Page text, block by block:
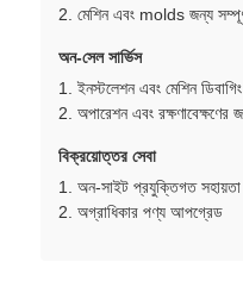
উদ্ধৃতির জন্য আবেদন
এলএসআর ইনজেকশন মোল্ডিং
সিলিকন ইনজেকশন মোল্ডিং
2. মেশিন এবং molds জন্য
অন-সেল সার্ভিস
1. ইনস্টলেশন এবং মেশিন ডিবাগিং
2. অপারেশন এবং রক্ষণাবেক্ষণের
বিক্রয়োত্তর সেবা
1. অন-সাইট প্রযুক্তিগত সহায়তা
2. অগ্রাধিকার পণ্য আপগ্রেড